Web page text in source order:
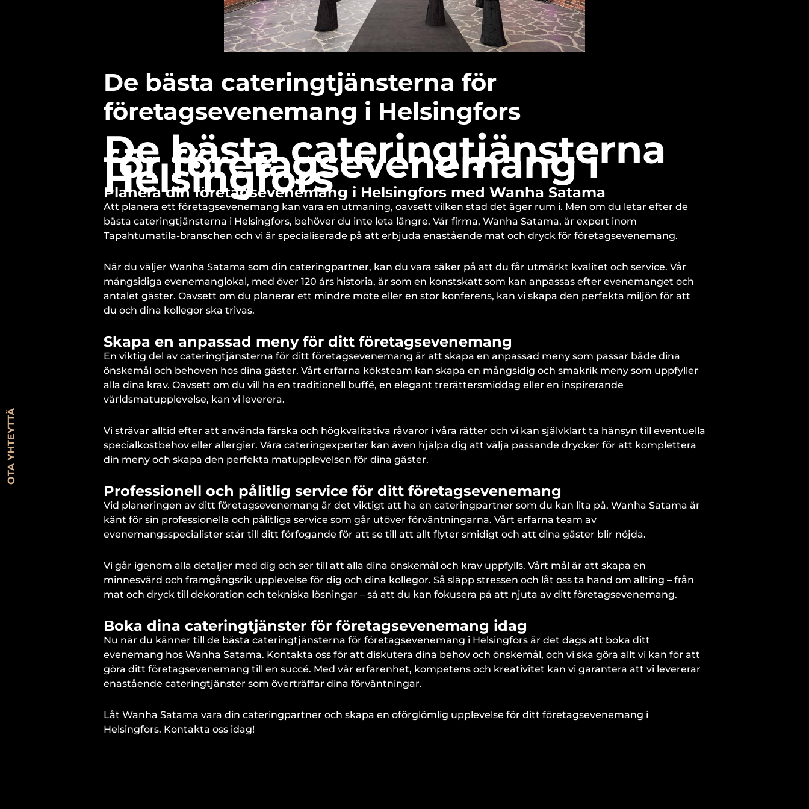
De bästa cateringtjänsterna för
företagsevenemang i Helsingfors
De bästa cateringtjänsterna
för företagsevenemang i
Helsingfors
Planera din företagsevenemang i Helsingfors med Wanha Satama
Att planera ett företagsevenemang kan vara en utmaning, oavsett vilken stad det äger rum i. Men om du letar efter de
bästa cateringtjänsterna i Helsingfors, behöver du inte leta längre. Vår firma, Wanha Satama, är expert inom
Tapahtumatila-branschen och vi är specialiserade på att erbjuda enastående mat och dryck för företagsevenemang.
När du väljer Wanha Satama som din cateringpartner, kan du vara säker på att du får utmärkt kvalitet och service. Vår
mångsidiga evenemanglokal, med över 120 års historia, är som en konstskatt som kan anpassas efter evenemanget och
antalet gäster. Oavsett om du planerar ett mindre möte eller en stor konferens, kan vi skapa den perfekta miljön för att
du och dina kollegor ska trivas.
Skapa en anpassad meny för ditt företagsevenemang
En viktig del av cateringtjänsterna för ditt företagsevenemang är att skapa en anpassad meny som passar både dina
önskemål och behoven hos dina gäster. Vårt erfarna köksteam kan skapa en mångsidig och smakrik meny som uppfyller
alla dina krav. Oavsett om du vill ha en traditionell buffé, en elegant trerättersmiddag eller en inspirerande
världsmatupplevelse, kan vi leverera.
Vi strävar alltid efter att använda färska och högkvalitativa råvaror i våra rätter och vi kan självklart ta hänsyn till eventuella
specialkostbehov eller allergier. Våra cateringexperter kan även hjälpa dig att välja passande drycker för att komplettera
din meny och skapa den perfekta matupplevelsen för dina gäster.
Professionell och pålitlig service för ditt företagsevenemang
Vid planeringen av ditt företagsevenemang är det viktigt att ha en cateringpartner som du kan lita på. Wanha Satama är
känt för sin professionella och pålitliga service som går utöver förväntningarna. Vårt erfarna team av
evenemangsspecialister står till ditt förfogande för att se till att allt flyter smidigt och att dina gäster blir nöjda.
Vi går igenom alla detaljer med dig och ser till att alla dina önskemål och krav uppfylls. Vårt mål är att skapa en
minnesvärd och framgångsrik upplevelse för dig och dina kollegor. Så släpp stressen och låt oss ta hand om allting – från
mat och dryck till dekoration och tekniska lösningar – så att du kan fokusera på att njuta av ditt företagsevenemang.
Boka dina cateringtjänster för företagsevenemang idag
Nu när du känner till de bästa cateringtjänsterna för företagsevenemang i Helsingfors är det dags att boka ditt
evenemang hos Wanha Satama. Kontakta oss för att diskutera dina behov och önskemål, och vi ska göra allt vi kan för att
göra ditt företagsevenemang till en succé. Med vår erfarenhet, kompetens och kreativitet kan vi garantera att vi levererar
enastående cateringtjänster som överträffar dina förväntningar.
Låt Wanha Satama vara din cateringpartner och skapa en oförglömlig upplevelse för ditt företagsevenemang i
Helsingfors. Kontakta oss idag!
OTA YHTEYTTÄ